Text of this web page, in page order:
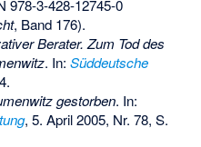
978-3-428-12745-0
, Band 176).
Berater. Zum Tod des
. In: Süddeutsche
gestorben. In:
, 5. April 2005, Nr. 78, S.